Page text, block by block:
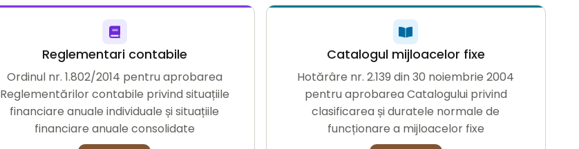
Reglementari contabile
Ordinul nr. 1.802/2014 pentru aprobarea
Reglementărilor contabile privind situațiile
financiare anuale individuale și situațiile
financiare anuale consolidate
Catalogul mijloacelor fixe
Hotărâre nr. 2.139 din 30 noiembrie 2004
pentru aprobarea Catalogului privind
clasificarea și duratele normale de
funcționare a mijloacelor fixe